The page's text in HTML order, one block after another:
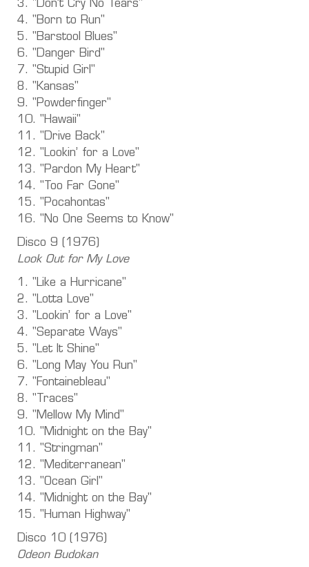
3. "Don’t Cry No Tears"
4. "Born to Run"
5. "Barstool Blues"
6. "Danger Bird"
7. "Stupid Girl"
8. "Kansas"
9. "Powderfinger"
10. "Hawaii"
11. "Drive Back"
12. "Lookin’ for a Love"
13. "Pardon My Heart"
14. "Too Far Gone"
15. "Pocahontas"
16. "No One Seems to Know"
Disco 9 (1976)
Look Out for My Love
1. "Like a Hurricane"
2. "Lotta Love"
3. "Lookin’ for a Love"
4. "Separate Ways"
5. "Let It Shine"
6. "Long May You Run"
7. "Fontainebleau"
8. "Traces"
9. "Mellow My Mind"
10. "Midnight on the Bay"
11. "Stringman"
12. "Mediterranean"
13. "Ocean Girl"
14. "Midnight on the Bay"
15. "Human Highway"
Disco 10 (1976)
Odeon Budokan